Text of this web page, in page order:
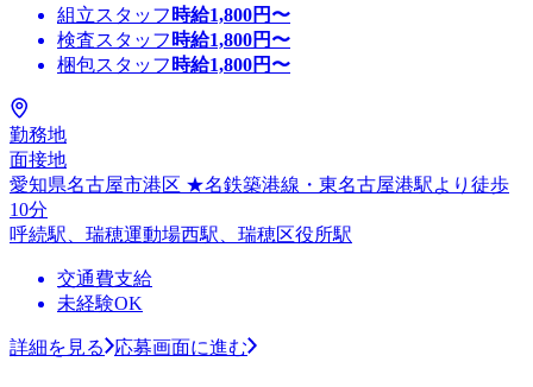
組立スタッフ 時給1,800円〜
検査スタッフ 時給1,800円〜
梱包スタッフ 時給1,800円〜
勤務地
面接地
愛知県名古屋市港区 ★名鉄築港線・東名古屋港駅より徒歩
10分
呼続駅、瑞穂運動場西駅、瑞穂区役所駅
交通費支給
未経験OK
詳細を見る 応募画面に進む